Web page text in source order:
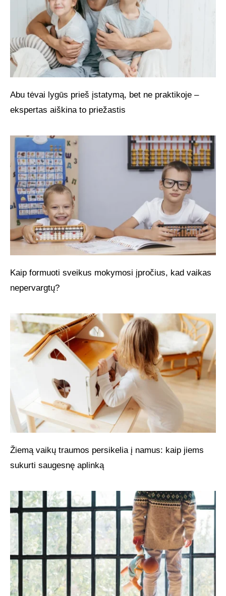
Abu tėvai lygūs prieš įstatymą, bet ne praktikoje –
ekspertas aiškina to priežastis
Kaip formuoti sveikus mokymosi įpročius, kad vaikas
nepervargtų?
Žiemą vaikų traumos persikelia į namus: kaip jiems
sukurti saugesnę aplinką